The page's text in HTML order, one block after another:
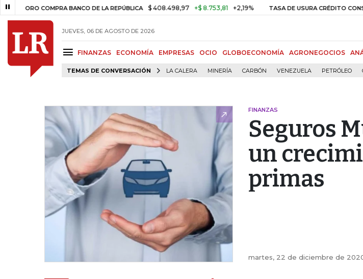
COMPRA BANCO DE LA REPÚBLICA $ 408.498,97 +$ 8.753,81 +2,19% TASA DE USURA CRÉDITO CONSUMO
JUEVES, 06 DE AGOSTO DE 2026
FINANZAS ECONOMÍA EMPRESAS OCIO GLOBOECONOMÍA AGRONEGOCIOS
TEMAS DE CONVERSACIÓN LA CALERA MINERÍA CARBÓN VENEZUELA PETRÓLEO
FINANZAS
Seguros
un
primas
martes, 22 de diciembre de